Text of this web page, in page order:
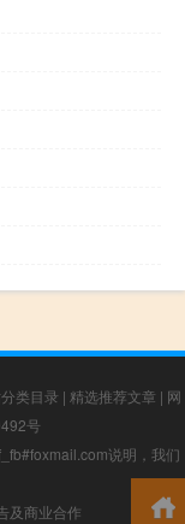
类目录 | 精选推荐文章 | 网
号
说明，我们
及商业合作